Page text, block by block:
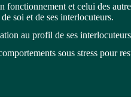
fonctionnement et celui des
soi et de ses interlocuteurs.
au profil de ses
sous stress pour